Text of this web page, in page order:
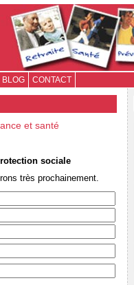
BLOG CONTACT
et santé
sociale
très prochainement.